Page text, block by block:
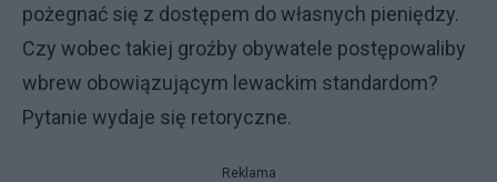
pożegnać się z dostępem do własnych pieniędzy.
Czy wobec takiej groźby obywatele postępowaliby
wbrew obowiązującym lewackim standardom?
Pytanie wydaje się retoryczne.
Reklama